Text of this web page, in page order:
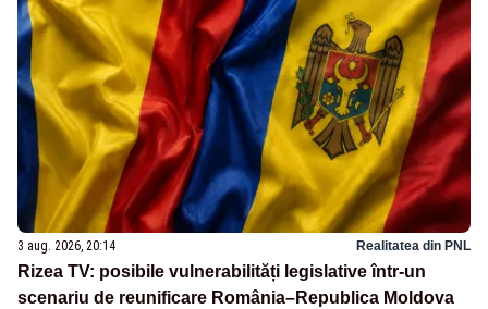
3 aug. 2026, 20:14 Realitatea din PNL
Rizea TV: posibile vulnerabilități legislative într-un
scenariu de reunificare România–Republica Moldova